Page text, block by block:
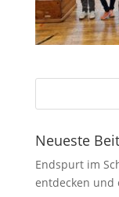
Neueste
Endspurt im
entdecken